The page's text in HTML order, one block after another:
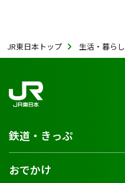
JR東日本トップ 生活・暮らし
鉄道・きっぷ
おでかけ